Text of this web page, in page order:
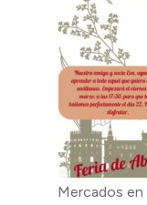
Mercados en